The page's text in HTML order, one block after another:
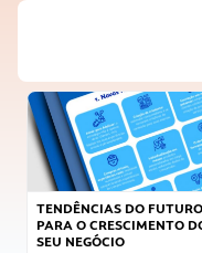
TENDÊNCIAS DO FUTURO
PARA O CRESCIMENTO
SEU NEGÓCIO